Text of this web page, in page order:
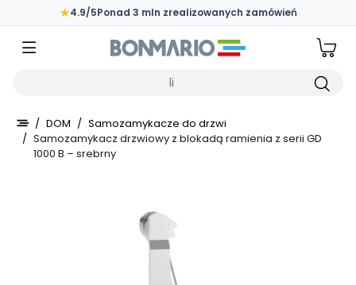
Przejdź do głównej zawartości strony
★4.9/5Ponad 3 mln zrealizowanych zamówień
/ DOM / Samozamykacze do drzwi
/ Samozamykacz drzwiowy z blokadą ramienia z serii GD
1000 B – srebrny